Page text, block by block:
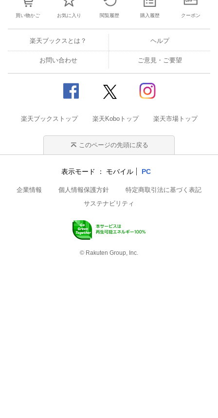
買い物かご お気に入り 閲覧履歴 購入履歴 クーポン
楽天ブックスとは？ ヘルプ
お問い合わせ ご意見・ご要望
楽天ブックストップ 楽天Koboトップ 楽天市場トップ
このページの先頭に戻る
表示モード モバイル PC
企業情報 個人情報保護方針
特定商取引法に基づく表記
サステナビリティ
© Rakuten Group, Inc.